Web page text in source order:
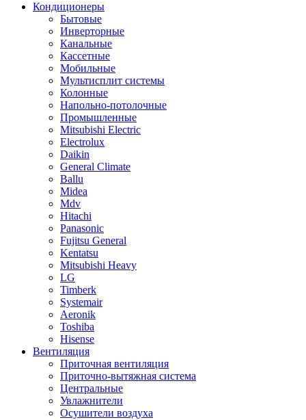
Кондиционеры
Бытовые
Инверторные
Канальные
Кассетные
Мобильные
Мультисплит системы
Колонные
Напольно-потолочные
Промышленные
Mitsubishi Electric
Electrolux
Daikin
General Climate
Ballu
Midea
Mdv
Hitachi
Panasonic
Fujitsu General
Kentatsu
Mitsubishi Heavy
LG
Timberk
Systemair
Aeronik
Toshiba
Hisense
Вентиляция
Приточная вентиляция
Приточно-вытяжная система
Центральные
Увлажнители
Осушители воздуха